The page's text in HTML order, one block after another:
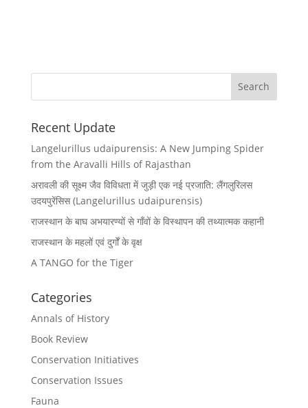
Recent Update
Langelurillus udaipurensis: A New Jumping Spider
from the Aravalli Hills of Rajasthan
अरावली की सूक्ष्म जैव विविधता में जुड़ी एक नई प्रजाति: लैंगलुरिलस
उदयपुरेंसिस (Langelurillus udaipurensis)
राजस्थान के बाघ अभयारण्यों से गाँवों के विस्थापन की तथ्यात्मक कहानी
राजस्थान के महलों एवं दुर्गों के वृक्ष
A TANGO for the Tiger
Categories
Annals of History
Book Review
Conservation Initiatives
Conservation Issues
Fauna